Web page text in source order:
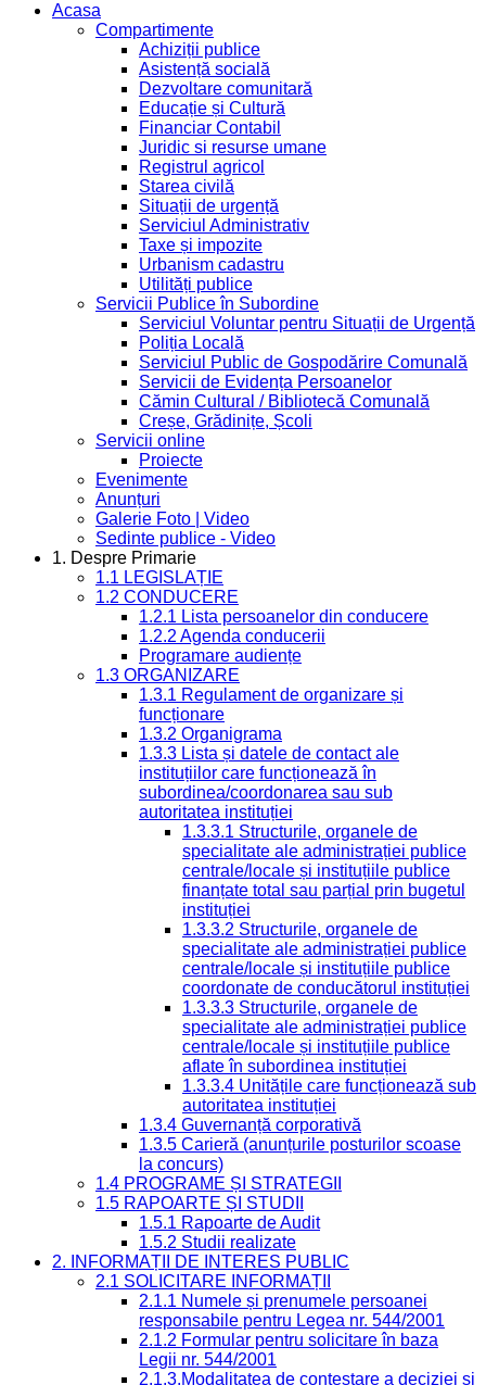
Acasa
Compartimente
Achiziții publice
Asistență socială
Dezvoltare comunitară
Educație și Cultură
Financiar Contabil
Juridic si resurse umane
Registrul agricol
Starea civilă
Situații de urgență
Serviciul Administrativ
Taxe și impozite
Urbanism cadastru
Utilități publice
Servicii Publice în Subordine
Serviciul Voluntar pentru Situații de Urgență
Poliția Locală
Serviciul Public de Gospodărire Comunală
Servicii de Evidența Persoanelor
Cămin Cultural / Bibliotecă Comunală
Creșe, Grădinițe, Școli
Servicii online
Proiecte
Evenimente
Anunțuri
Galerie Foto | Video
Sedinte publice - Video
1. Despre Primarie
1.1 LEGISLAȚIE
1.2 CONDUCERE
1.2.1 Lista persoanelor din conducere
1.2.2 Agenda conducerii
Programare audiențe
1.3 ORGANIZARE
1.3.1 Regulament de organizare și
funcționare
1.3.2 Organigrama
1.3.3 Lista și datele de contact ale
instituțiilor care funcționează în
subordinea/coordonarea sau sub
autoritatea instituției
1.3.3.1 Structurile, organele de
specialitate ale administrației publice
centrale/locale și instituțiile publice
finanțate total sau parțial prin bugetul
instituției
1.3.3.2 Structurile, organele de
specialitate ale administrației publice
centrale/locale și instituțiile publice
coordonate de conducătorul instituției
1.3.3.3 Structurile, organele de
specialitate ale administrației publice
centrale/locale și instituțiile publice
aflate în subordinea instituției
1.3.3.4 Unitățile care funcționează sub
autoritatea instituției
1.3.4 Guvernanță corporativă
1.3.5 Carieră (anunțurile posturilor scoase
la concurs)
1.4 PROGRAME ȘI STRATEGII
1.5 RAPOARTE ȘI STUDII
1.5.1 Rapoarte de Audit
1.5.2 Studii realizate
2. INFORMAȚII DE INTERES PUBLIC
2.1 SOLICITARE INFORMAȚII
2.1.1 Numele și prenumele persoanei
responsabile pentru Legea nr. 544/2001
2.1.2 Formular pentru solicitare în baza
Legii nr. 544/2001
2.1.3.Modalitatea de contestare a deciziei și